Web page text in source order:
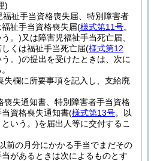
)
福祉手当資格喪失届、特別障害者
祉手当資格喪失届(様式第11号。
。)又は障害児福祉手当死亡届、
くは福祉手当死亡届(様式第12
。)の提出を受けたときは、次に
失欄に所要事項を記入し、支給廃
喪失通知書、特別障害者手当資格
資格喪失通知書(様式第13号。以
いう。)を届出人等に交付するこ
前の月分にかかる手当でまだその
があるときは次によるものとす